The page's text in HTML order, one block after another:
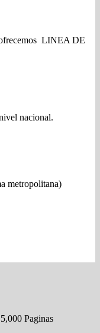
LINEA DE
nacional.
metropolitana)
Paginas